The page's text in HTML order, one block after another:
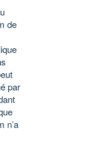
de
par
n’a